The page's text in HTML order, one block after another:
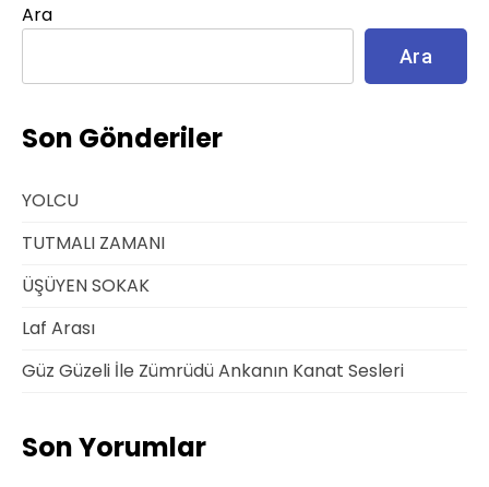
Ara
Ara
Son Gönderiler
YOLCU
TUTMALI ZAMANI
ÜŞÜYEN SOKAK
Laf Arası
Güz Güzeli İle Zümrüdü Ankanın Kanat Sesleri
Son Yorumlar